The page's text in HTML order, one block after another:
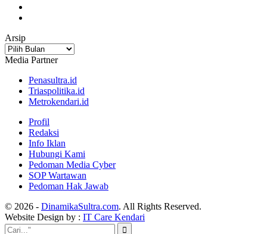
Arsip
Arsip
Media Partner
Penasultra.id
Triaspolitika.id
Metrokendari.id
Profil
Redaksi
Info Iklan
Hubungi Kami
Pedoman Media Cyber
SOP Wartawan
Pedoman Hak Jawab
© 2026 - DinamikaSultra.com. All Rights Reserved.
Website Design by : IT Care Kendari